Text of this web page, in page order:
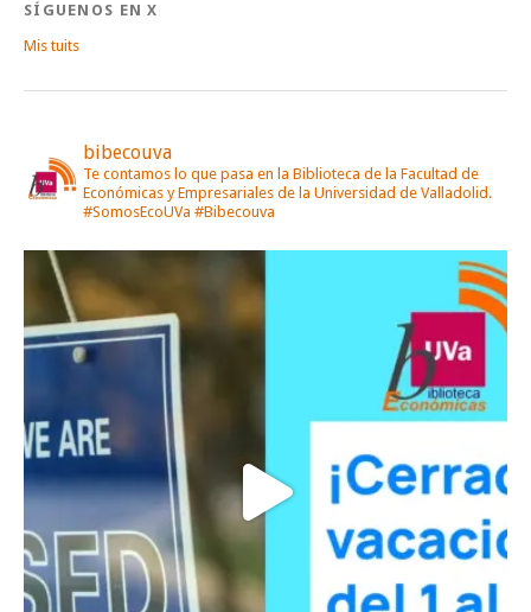
SÍGUENOS EN X
Mis tuits
bibecouva
Te contamos lo que pasa en la Biblioteca de la Facultad de
Económicas y Empresariales de la Universidad de Valladolid.
#SomosEcoUVa #Bibecouva